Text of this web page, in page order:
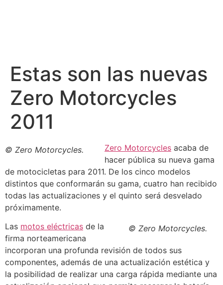
Estas son las nuevas
Zero Motorcycles
2011
© Zero Motorcycles. Zero Motorcycles acaba de
hacer pública su nueva gama
de motocicletas para 2011. De los cinco modelos
distintos que conformarán su gama, cuatro han recibido
todas las actualizaciones y el quinto será desvelado
próximamente.
© Zero Motorcycles.
Las motos eléctricas de la
firma norteamericana
incorporan una profunda revisión de todos sus
componentes, además de una actualización estética y
la posibilidad de realizar una carga rápida mediante una